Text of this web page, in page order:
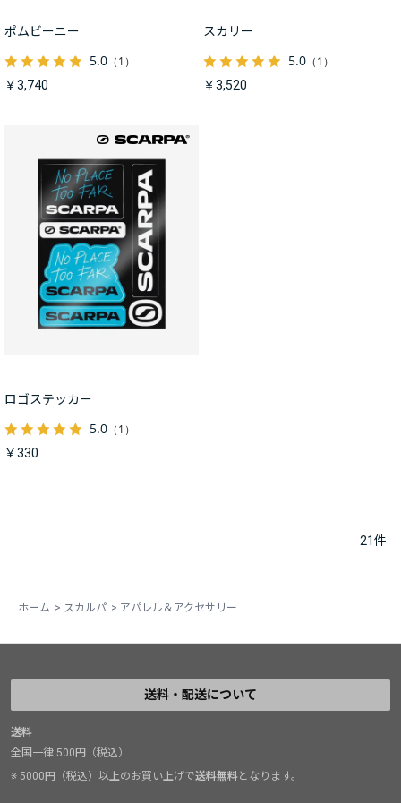
ポムビーニー
5.0 （1）
￥3,740
スカリー
5.0（1）
￥3,520
ロゴステッカー
5.0 （1）
￥330
21件
ホーム > スカルパ > アパレル＆アクセサリー
送料・配送について
送料
全国一律 500円（税込）
※ 5000円（税込）以上のお買い上げで送料無料となります。